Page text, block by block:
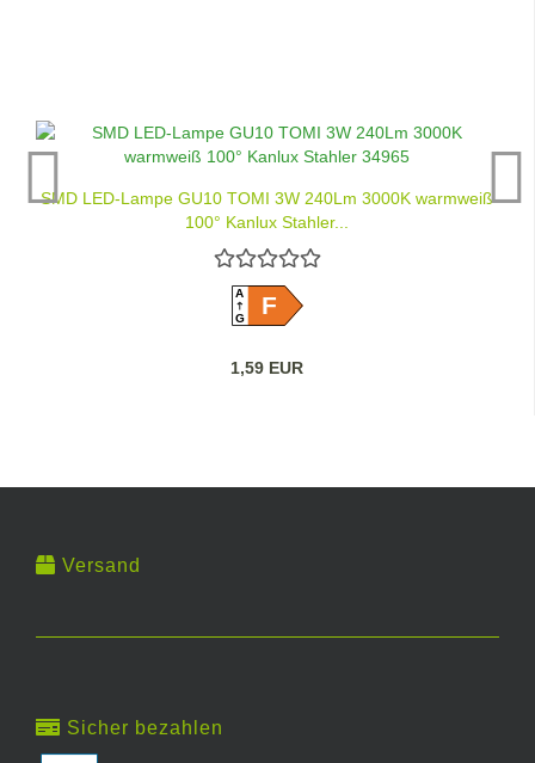
SMD LED-Lampe GU10 TOMI 3W 240Lm 3000K warmweiß
100° Kanlux Stahler...
A
GF
1,59 EUR
Versand
Sicher bezahlen